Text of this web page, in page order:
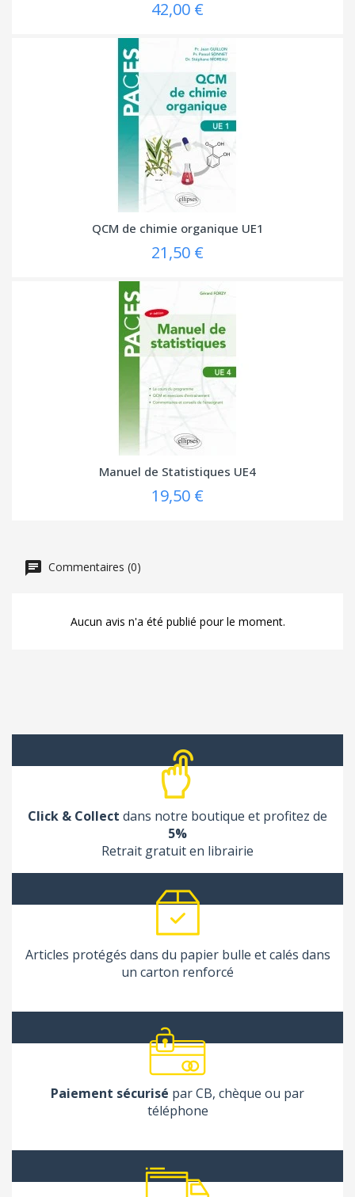
42,00 €
QCM de chimie organique UE1
21,50 €
Manuel de Statistiques UE4
19,50 €
Commentaires (0)
Aucun avis n'a été publié pour le moment.
Click & Collect dans notre boutique et profitez de
5%
Retrait gratuit en librairie
Articles protégés dans du papier bulle et calés dans
un carton renforcé
Paiement sécurisé par CB, chèque ou par
téléphone